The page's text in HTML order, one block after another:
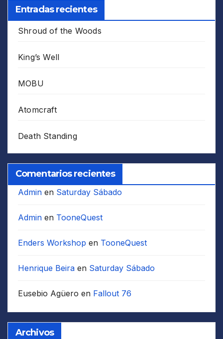
Entradas recientes
Shroud of the Woods
King’s Well
MOBU
Atomcraft
Death Standing
Comentarios recientes
Admin en Saturday Sábado
Admin en TooneQuest
Enders Workshop en TooneQuest
Henrique Beira en Saturday Sábado
Eusebio Agüero en Fallout 76
Archivos